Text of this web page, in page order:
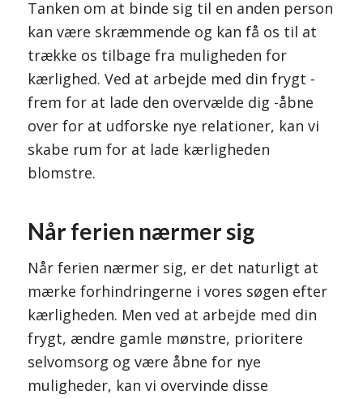
Tanken om at binde sig til en anden person
kan være skræmmende og kan få os til at
trække os tilbage fra muligheden for
kærlighed. Ved at arbejde med din frygt -
frem for at lade den overvælde dig -åbne
over for at udforske nye relationer, kan vi
skabe rum for at lade kærligheden
blomstre.
Når ferien nærmer sig
Når ferien nærmer sig, er det naturligt at
mærke forhindringerne i vores søgen efter
kærligheden. Men ved at arbejde med din
frygt, ændre gamle mønstre, prioritere
selvomsorg og være åbne for nye
muligheder, kan vi overvinde disse